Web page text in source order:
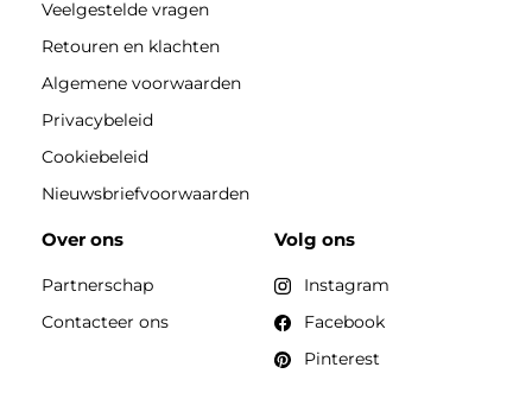
Veelgestelde vragen
Retouren en klachten
Algemene voorwaarden
Privacybeleid
Cookiebeleid
Nieuwsbriefvoorwaarden
Over ons
Partnerschap
Contacteer ons
Volg ons
Instagram
Facebook
Pinterest